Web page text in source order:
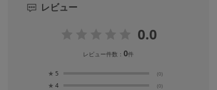
レビュー
0.0
レビュー件数：0件
★ 5 (0)
★ 4 (0)